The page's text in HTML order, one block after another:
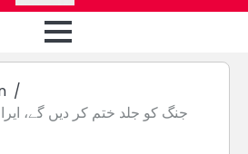
جنگ کو جلد ختم کر دیں گے،